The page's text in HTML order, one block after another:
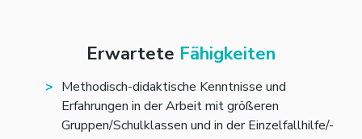
Vorausgesetzt wird die Bereitschaft zur
Zusammenarbeit mit der schulpsychologischen
Beratungsstelle im Sinne einer abgestimmten
Unterstützung von Schüler*innen
Erwartete Fähigkeiten
Methodisch-didaktische Kenntnisse und
Erfahrungen in der Arbeit mit größeren
Gruppen/Schulklassen und in der Einzelfallhilfe/-